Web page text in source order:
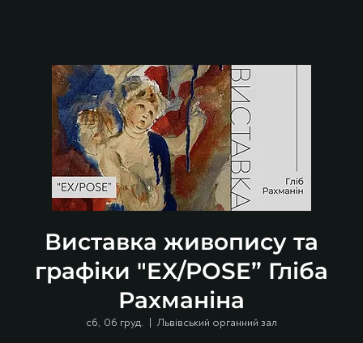
Виставка живопису та
графіки "EX/POSE” Гліба
Рахманіна
сб, 06 груд.
  |
Львівський органний зал